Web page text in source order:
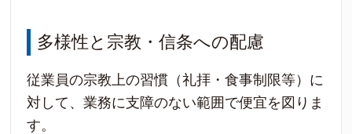
多様性と宗教・信条への配慮
従業員の宗教上の習慣（礼拝・食事制限等）に
対して、業務に支障のない範囲で便宜を図りま
す。